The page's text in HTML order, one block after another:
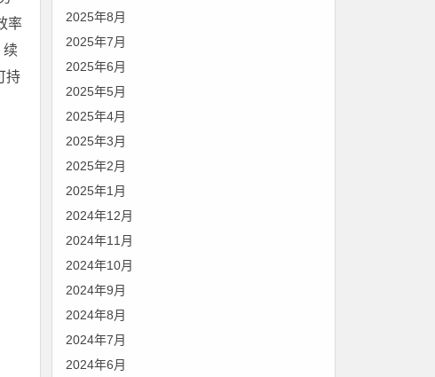
率
续
持
2025年8月
2025年7月
2025年6月
2025年5月
2025年4月
2025年3月
2025年2月
2025年1月
2024年12月
2024年11月
2024年10月
2024年9月
2024年8月
2024年7月
2024年6月